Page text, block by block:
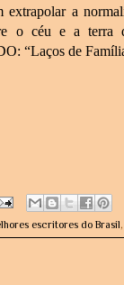
extrapolar a
o céu e a terra
“Laços de
escritores do Brasil,